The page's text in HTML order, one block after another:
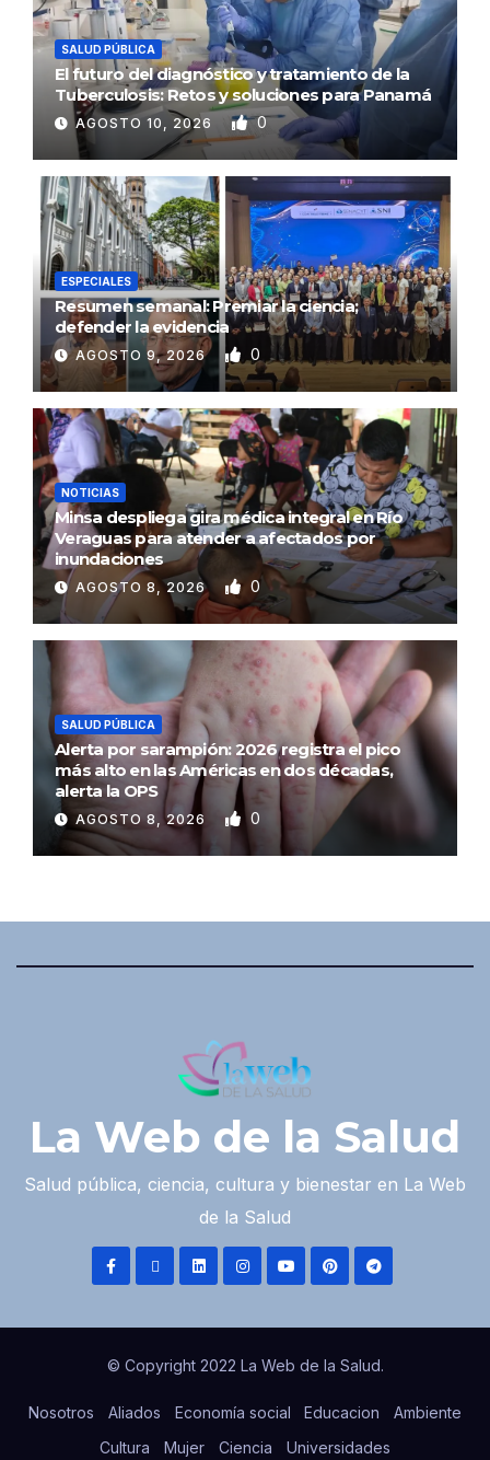
SALUD PÚBLICA
El futuro del diagnóstico y tratamiento de la
Tuberculosis: Retos y soluciones para Panamá
AGOSTO 10, 2026 0
ESPECIALES
Resumen semanal: Premiar la ciencia;
defender la evidencia
AGOSTO 9, 2026 0
NOTICIAS
Minsa despliega gira médica integral en Río
Veraguas para atender a afectados por
inundaciones
AGOSTO 8, 2026 0
SALUD PÚBLICA
Alerta por sarampión: 2026 registra el pico
más alto en las Américas en dos décadas,
alerta la OPS
AGOSTO 8, 2026 0
La Web de la Salud
Salud pública, ciencia, cultura y bienestar en La Web
de la Salud
© Copyright 2022 La Web de la Salud.
Nosotros Aliados Economía social Educacion
Ambiente
Cultura
Mujer Ciencia Universidades